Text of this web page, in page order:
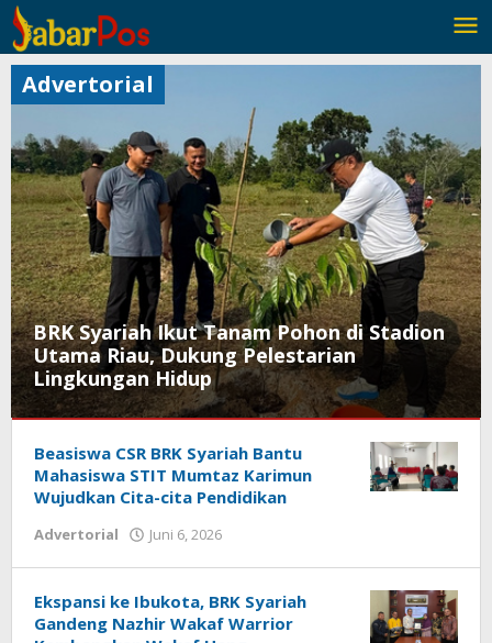
Lewati
ke
konten
BRK Syariah Ikut Tanam Pohon di Stadion
Utama Riau, Dukung Pelestarian
Lingkungan Hidup
Juni
oleh
Advertorial
Beasiswa CSR BRK Syariah Bantu
Mahasiswa STIT Mumtaz Karimun
Wujudkan Cita-cita Pendidikan
Advertorial Juni 6, 2026
Ekspansi ke Ibukota, BRK Syariah
Gandeng Nazhir Wakaf Warrior